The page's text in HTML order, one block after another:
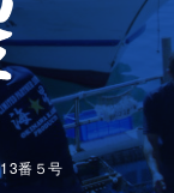
番５号